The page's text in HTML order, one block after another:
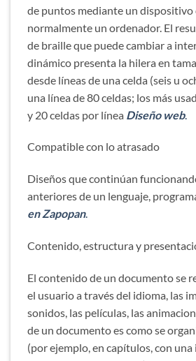
de puntos mediante un dispositivo
normalmente un ordenador. El
de braille que puede cambiar a
dinámico presenta la hilera en
desde líneas de una celda (seis u
una línea de 80 celdas; los más
y 20 celdas por línea Diseño web.
Compatible con lo atrasado
Diseños que continúan
anteriores de un lenguaje,
en Zapopan.
Contenido, estructura y
El contenido de un documento se
el usuario a través del idioma, las
sonidos, las películas, las
de un documento es como se
(por ejemplo, en capítulos, con